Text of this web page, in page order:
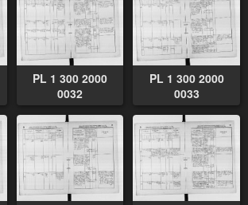
PL 1 300 2000
0032
PL 1 300 2000
0033